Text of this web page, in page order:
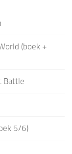
(boek +
Battle
5/6)